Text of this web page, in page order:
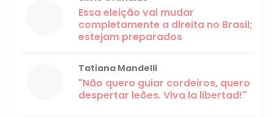
Essa eleição vai mudar
completamente a direita no Brasil;
estejam preparados
Tatiana Mandelli
"Não quero guiar cordeiros, quero
despertar leões. Viva la libertad!"